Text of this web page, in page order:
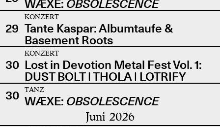
WÆXE: OBSOLESCENCE
29
KONZERT
Tante Kaspar: Albumtaufe &
Basement Roots
30
KONZERT
Lost in Devotion Metal Fest Vol. 1:
DUST BOLT | THOLA | LOTRIFY
30
TANZ
WÆXE: OBSOLESCENCE
Juni 2026